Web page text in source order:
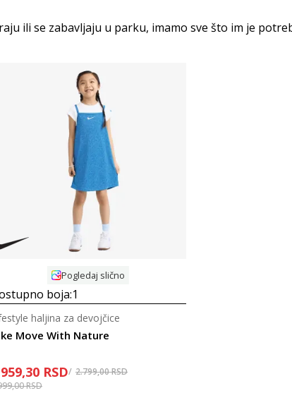
ili se zabavljaju u parku, imamo sve što im je
Uporedi
Pogledaj slično
boja:1
Move With Nature
haljina za devojčice
RSD 2.799,00RSD
RSD